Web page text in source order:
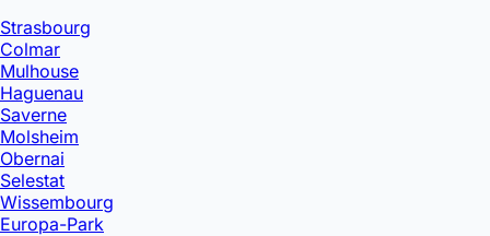
Strasbourg
Colmar
Mulhouse
Haguenau
Saverne
Molsheim
Obernai
Selestat
Wissembourg
Europa-Park